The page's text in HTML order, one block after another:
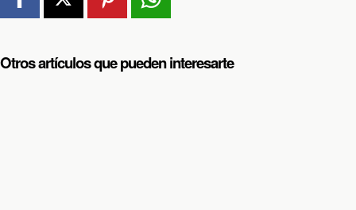
Otros artículos que pueden interesarte